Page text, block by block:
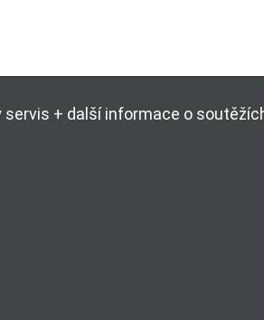
+ další informace o